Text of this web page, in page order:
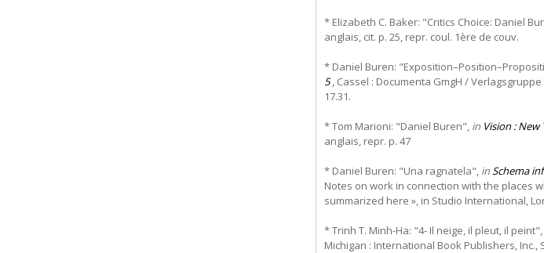
* Elizabeth C. Baker: "Critics Choice: Daniel
anglais, cit. p. 25, repr. coul. 1ère de couv.
* Daniel Buren:
5, Cassel : Documenta GmgH / Verlagsgruppe
17.31.
* Tom Marioni: "Daniel Buren", in Vision : New
anglais, repr. p. 47
* Daniel Buren: "Una ragnatela", inSchema
Notes on work in connection with the places
summarized here », in Studio International,
* Trinh T. Minh-Ha: "4- Il neige, il pleut, il peint",
Michigan : International Book Publishers, Inc.,